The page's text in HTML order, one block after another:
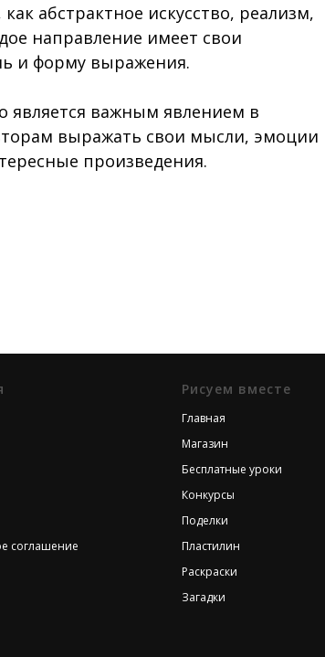
абстрактное искусство, реализм,
направление имеет свои
и форму выражения.
является важным явлением в
выражать свои мысли, эмоции
произведения.
соглашение
Рисуем вместе
Главная
Магазин
Бесплатные уроки
Конкурсы
Поделки
Пластилин
Раскраски
Загадки